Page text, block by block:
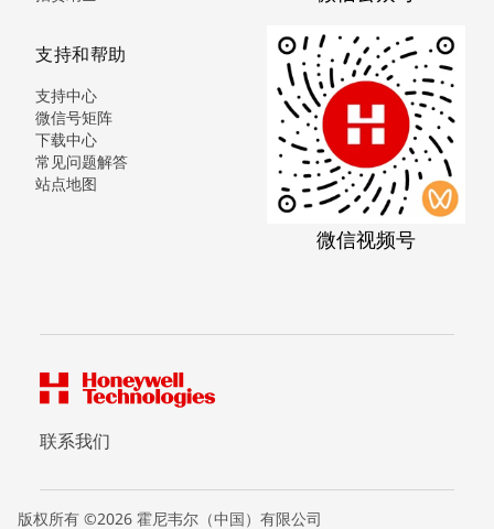
支持和帮助
支持中心
微信号矩阵
下载中心
常见问题解答
站点地图
微信视频号
联系我们
版权所有 ©2026 霍尼韦尔（中国）有限公司